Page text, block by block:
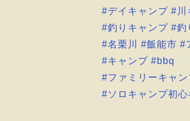
#デイキャンプ #川
#釣りキャンプ #釣
#名栗川
#飯能市 #
#キャンプ #bbq
#ファミリーキャン
#ソロキャンプ初心